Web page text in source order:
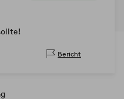
Bericht